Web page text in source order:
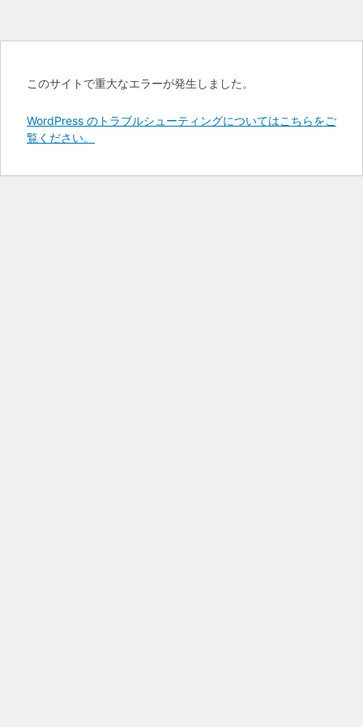
このサイトで重大なエラーが発生しました。
WordPress のトラブルシューティングについてはこちらをご
覧ください。